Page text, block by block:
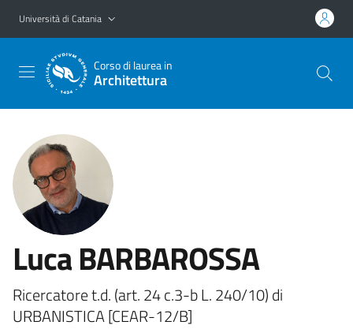
Vai al contenuto principale
Vai al menu di navigazione
Università di Catania
Corso di laurea in
Architettura
Luca BARBAROSSA
Ricercatore t.d. (art. 24 c.3-b L. 240/10) di
URBANISTICA [CEAR-12/B]